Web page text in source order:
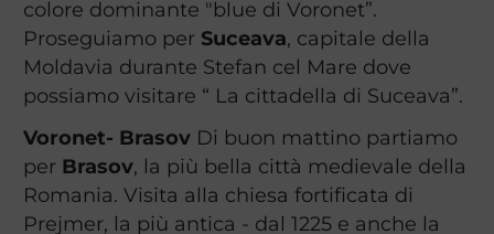
colore dominante "blue di Voronet”.
Proseguiamo per Suceava, capitale della
Moldavia durante Stefan cel Mare dove
possiamo visitare “ La cittadella di Suceava”.
Voronet- Brasov Di buon mattino partiamo
per Brasov, la più bella città medievale della
Romania. Visita alla chiesa fortificata di
Prejmer, la più antica - dal 1225 e anche la